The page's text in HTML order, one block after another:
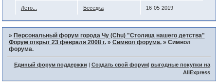
Лето... Беседка 16-05-2019
» Персональный форум города Чу (Chu) "Столица нашего детства"
Форум открыт 23 февраля 2008 г. » Символ форума. » Символ
форума.
Единый форум поддержки | Создать свой форум| выгодные покупки на
AliExpress